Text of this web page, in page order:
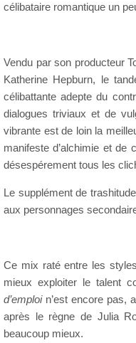
célibataire romantique un
Vendu par son producteur
Katherine Hepburn, le
célibattante adepte du
dialogues triviaux et de
vibrante est de loin la
manifeste d’alchimie et de
désespérement tous les
Le supplément de
aux personnages
Ce mix raté entre les
mieux exploiter le talent
d’emploi n’est encore pas,
après le règne de Julia
beaucoup mieux.